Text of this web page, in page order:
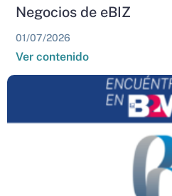
Negocios de eBIZ
01/07/2026
Ver contenido